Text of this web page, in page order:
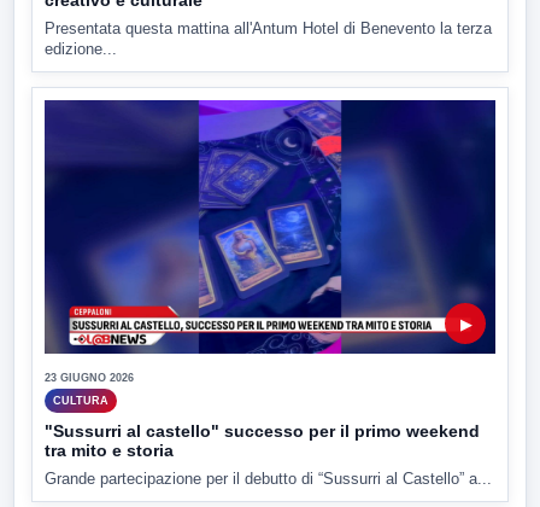
Presentata questa mattina all'Antum Hotel di Benevento la terza
edizione...
▶
23 GIUGNO 2026
CULTURA
"Sussurri al castello" successo per il primo weekend
tra mito e storia
Grande partecipazione per il debutto di “Sussurri al Castello” a...